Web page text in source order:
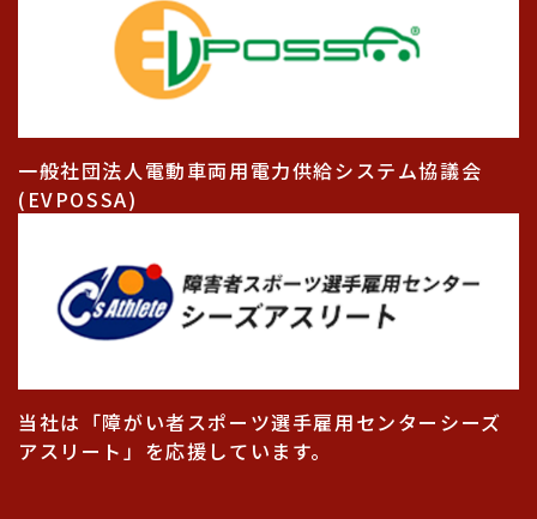
一般社団法人電動車両用電力供給システム協議会
(EVPOSSA)
当社は「障がい者スポーツ選手雇用センターシーズ
アスリート」を応援しています。